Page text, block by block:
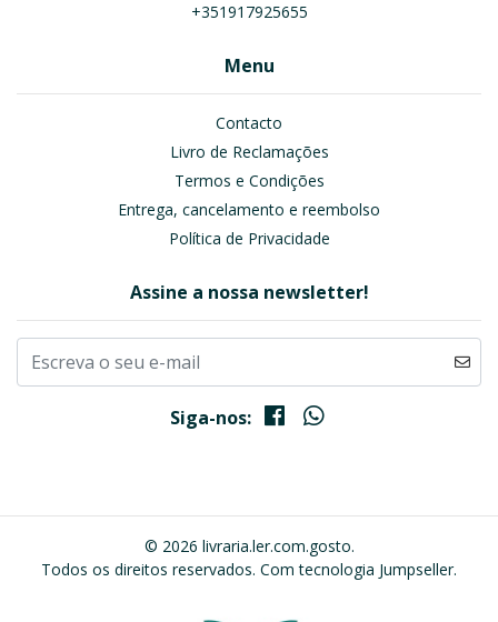
+351917925655
Menu
Contacto
Livro de Reclamações
Termos e Condições
Entrega, cancelamento e reembolso
Política de Privacidade
Assine a nossa newsletter!
Siga-nos:
© 2026 livraria.ler.com.gosto.
Todos os direitos reservados. Com tecnologia Jumpseller.